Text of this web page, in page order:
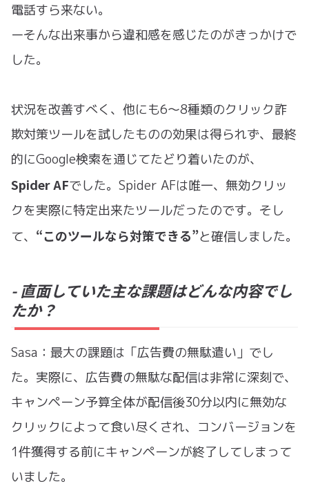
電話すら来ない。
ーそんな出来事から違和感を感じたのがきっかけで
した。
状況を改善すべく、他にも6〜8種類のクリック詐
欺対策ツールを試したものの効果は得られず、最終
的にGoogle検索を通じてたどり着いたのが、
Spider AFでした。Spider AFは唯一、無効クリッ
クを実際に特定出来たツールだったのです。そし
て、 “このツールなら対策できる”と確信しました。
- 直面していた主な課題はどんな内容でし
たか？
Sasa：最大の課題は「広告費の無駄遣い」でし
た。実際に、広告費の無駄な配信は非常に深刻で、
キャンペーン予算全体が配信後30分以内に無効な
クリックによって食い尽くされ、コンバージョンを
1件獲得する前にキャンペーンが終了してしまって
いました。